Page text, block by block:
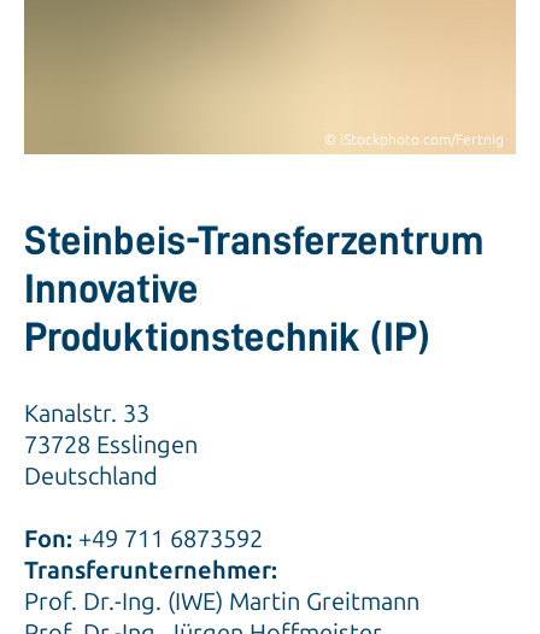
Innovative
Produktionstechnik (IP)
Kanalstr. 33
Deutschland
Fon:+49 711 6873592
Prof. Dr.-Ing. (IWE) Martin Greitmann
Prof. Dr.-Ing. Jürgen Hoffmeister